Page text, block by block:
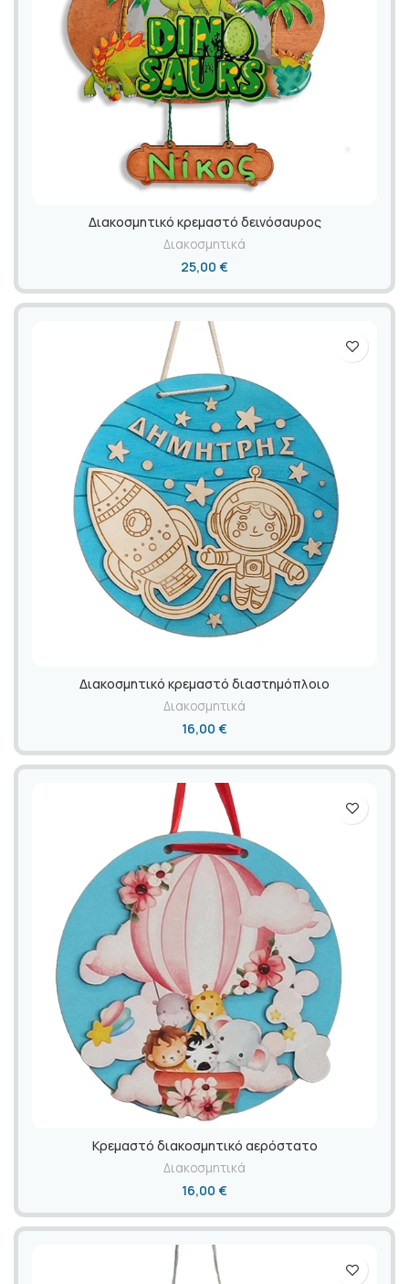
Διακοσμητικό κρεμαστό δεινόσαυρος
Διακοσμητικά
25,00 €
Διακοσμητικό κρεμαστό διαστημόπλοιο
Διακοσμητικά
16,00 €
Κρεμαστό διακοσμητικό αερόστατο
Διακοσμητικά
16,00 €